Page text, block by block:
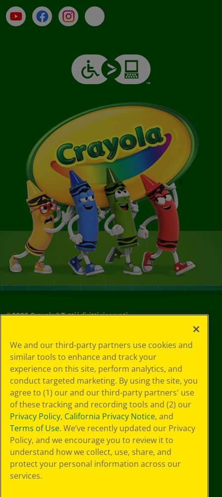
Su YouTube
ContattiProfilo Instagram
Email
©2026Crayola® Tutti i diritti riservati.
in materia di
privacy
Informativa sulla
privacy
Termini SMS
GDPR
Informativa sulla
privacy di CA
Technologies
Preferenze cookie
Condizioni d'uso
Accessibilità web
Mappa del sito
We and our third-party partners use cookies and
similar tools to enhance and track your
experience on this site, perform analytics, and
conduct targeted marketing. By using the site, you
agree to (1) our and our third-party partners' use
of these tracking and recording tools and (2) our
Privacy Policy, California Privacy Notice, and
Terms of Use. We’ve recently updated our Privacy
Policy, and we encourage you to review it to
understand how we collect, use, share, and
protect your personal information across our
services.